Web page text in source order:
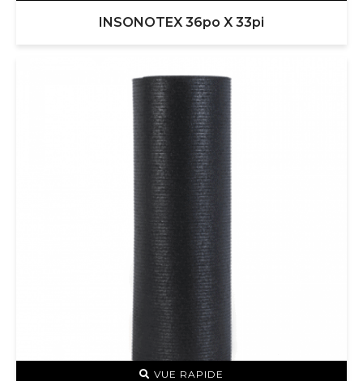
INSONOTEX 36po X 33pi
VUE RAPIDE